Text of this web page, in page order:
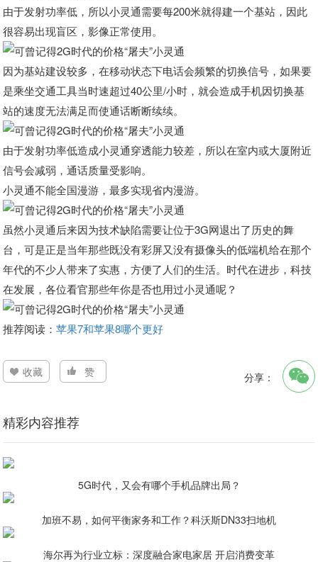
由于发射功率低，所以小灵通需要每200米就得建一个基站，因此
很容易出现盲区，影像正常使用。
因为基站建设较多，在移动状态下电话会频繁的切换信号，如果要
是乘坐交通工具当时速超过40公里/小时，就会造成手机因切换基
站的速度无法满足而使通话断断续续。
由于发射功率低造成小灵通穿透能力较差，所以在室内或大厦附近
信号会减弱，通话质量受影响。
小灵通不能全国漫游，最多实现省内漫游。
虽然小灵通后来因为技术缺陷需要让位于3G网退出了历史的舞
台，可是正是当年那些既没有彩屏又没有摄像头的低端机给在那个
年代的不少人带来了实惠，方便了人们的生活。时代在进步，科技
在发展，各位看官那些年你是否也用过小灵通呢？
推荐阅读：苹果7和苹果8哪个更好
收藏 赞 分享：
精彩内容推荐
5G时代，又会有哪个手机品牌出局？
加班不易，如何平衡家务和工作？科沃斯DN33扫地机
海尔再为行业立标：深度融合家电家居 开启消费变革